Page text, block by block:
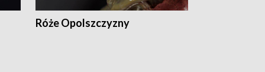
Róże Opolszczyzny